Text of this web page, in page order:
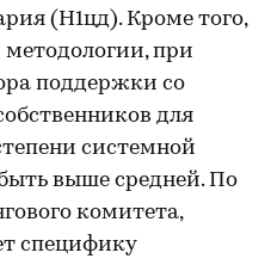
(Н1цд). Кроме того,
при
поддержки со
для
системной
выше средней. По
комитета,
специфику